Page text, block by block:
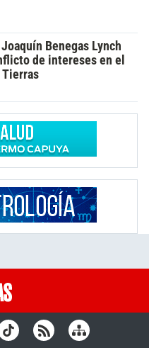
Benegas Lynch
de intereses en el
Tierras